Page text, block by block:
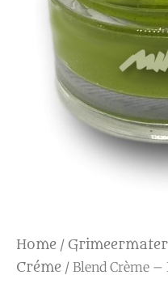
Home /
Créme / Blend Crème –